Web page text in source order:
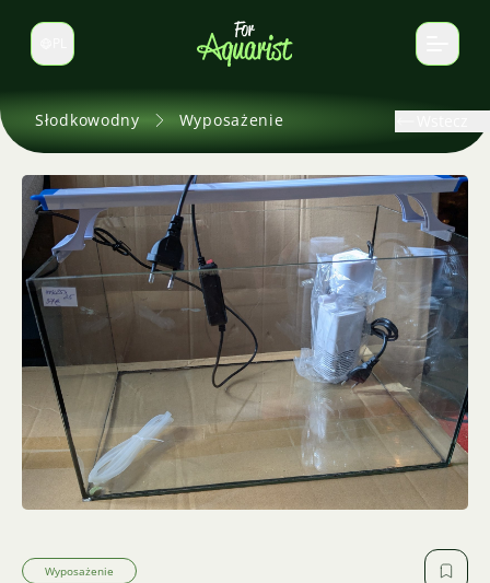
Zmień język
Słodkowodny Wyposażenie
Wyposażenie